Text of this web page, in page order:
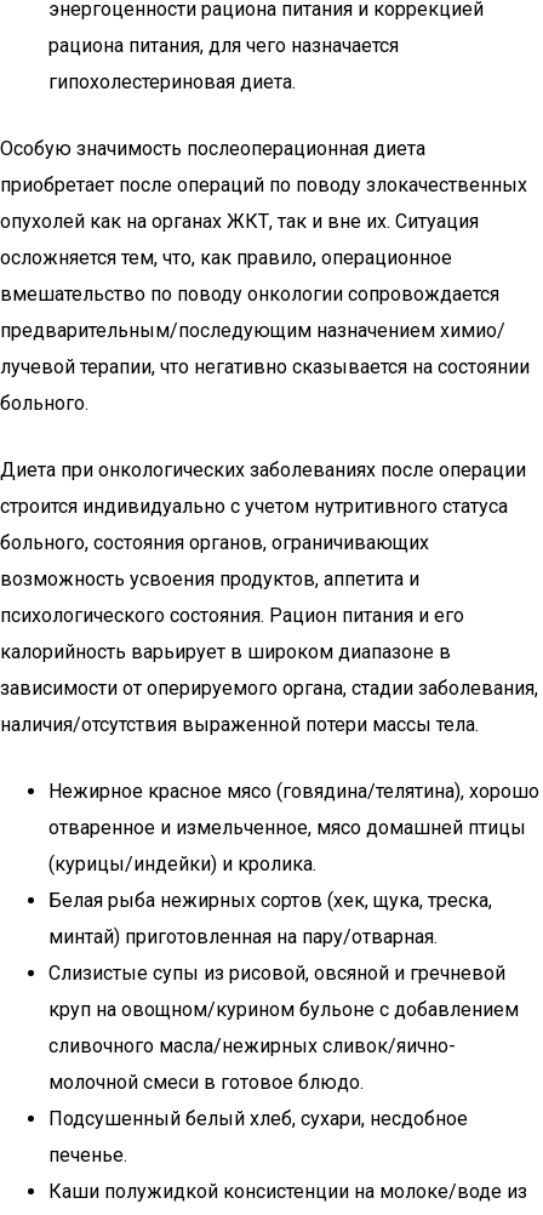
энергоценности рациона питания и коррекцией
рациона питания, для чего назначается
гипохолестериновая диета.
Особую значимость послеоперационная диета
приобретает после операций по поводу злокачественных
опухолей как на органах ЖКТ, так и вне их. Ситуация
осложняется тем, что, как правило, операционное
вмешательство по поводу онкологии сопровождается
предварительным/последующим назначением химио/
лучевой терапии, что негативно сказывается на состоянии
больного.
Диета при онкологических заболеваниях после операции
строится индивидуально с учетом нутритивного статуса
больного, состояния органов, ограничивающих
возможность усвоения продуктов, аппетита и
психологического состояния. Рацион питания и его
калорийность варьирует в широком диапазоне в
зависимости от оперируемого органа, стадии заболевания,
наличия/отсутствия выраженной потери массы тела.
Нежирное красное мясо (говядина/телятина), хорошо
отваренное и измельченное, мясо домашней птицы
(курицы/индейки) и кролика.
Белая рыба нежирных сортов (хек, щука, треска,
минтай) приготовленная на пару/отварная.
Слизистые супы из рисовой, овсяной и гречневой
круп на овощном/курином бульоне с добавлением
сливочного масла/нежирных сливок/яично-
молочной смеси в готовое блюдо.
Подсушенный белый хлеб, сухари, несдобное
печенье.
Каши полужидкой консистенции на молоке/воде из